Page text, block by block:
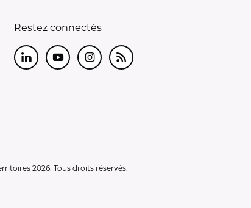
Restez connectés
LinkedInYoutubeInstagram
RSS
2026. Tous droits réservés.